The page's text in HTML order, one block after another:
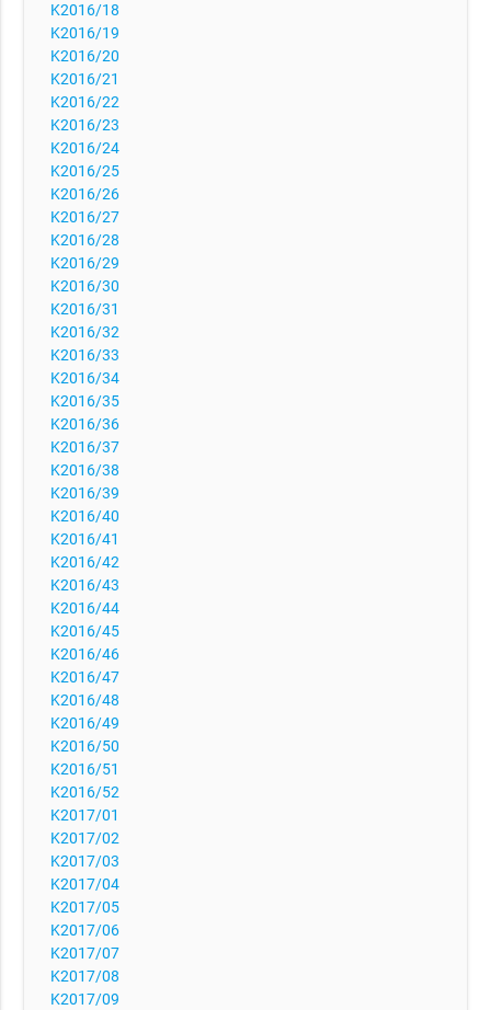
K2016/18
K2016/19
K2016/20
K2016/21
K2016/22
K2016/23
K2016/24
K2016/25
K2016/26
K2016/27
K2016/28
K2016/29
K2016/30
K2016/31
K2016/32
K2016/33
K2016/34
K2016/35
K2016/36
K2016/37
K2016/38
K2016/39
K2016/40
K2016/41
K2016/42
K2016/43
K2016/44
K2016/45
K2016/46
K2016/47
K2016/48
K2016/49
K2016/50
K2016/51
K2016/52
K2017/01
K2017/02
K2017/03
K2017/04
K2017/05
K2017/06
K2017/07
K2017/08
K2017/09